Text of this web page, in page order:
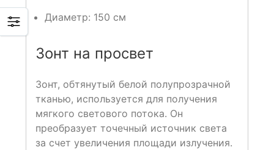
Диаметр: 150 см
Зонт на просвет
Зонт, обтянутый белой полупрозрачной
тканью, используется для получения
мягкого светового потока. Он
преобразует точечный источник света
за счет увеличения площади излучения.